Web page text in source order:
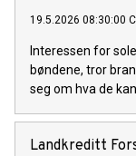
19.5.2026 08:30:00
Interessen for
bøndene, tror
seg om hva de
Landkreditt